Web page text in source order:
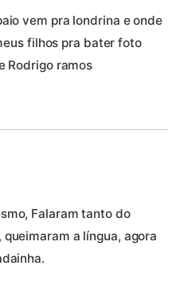
vem pra londrina e onde
filhos pra bater foto
Rodrigo ramos
Falaram tanto do
a língua, agora